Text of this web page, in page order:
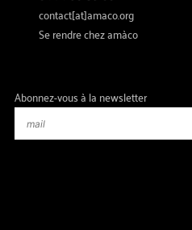
contact[at]amaco.org
Se rendre chez amàco
Abonnez-vous à la newsletter